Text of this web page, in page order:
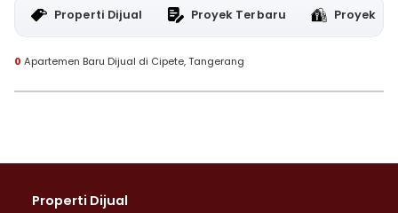
Properti Dijual Proyek Terbaru Proyek
0 Apartemen Baru Dijual di Cipete, Tangerang
Properti Dijual